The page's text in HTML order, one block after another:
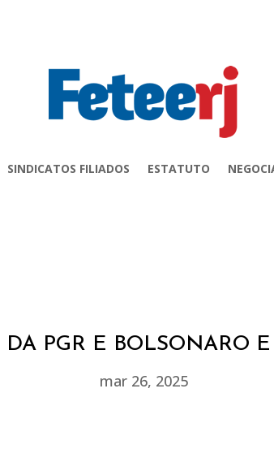
SINDICATOS FILIADOS ESTATUTO
PGR E BOLSONARO
mar 26, 2025